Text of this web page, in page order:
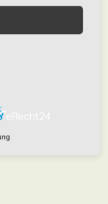
kein HTML oder
Adresse angegeben.